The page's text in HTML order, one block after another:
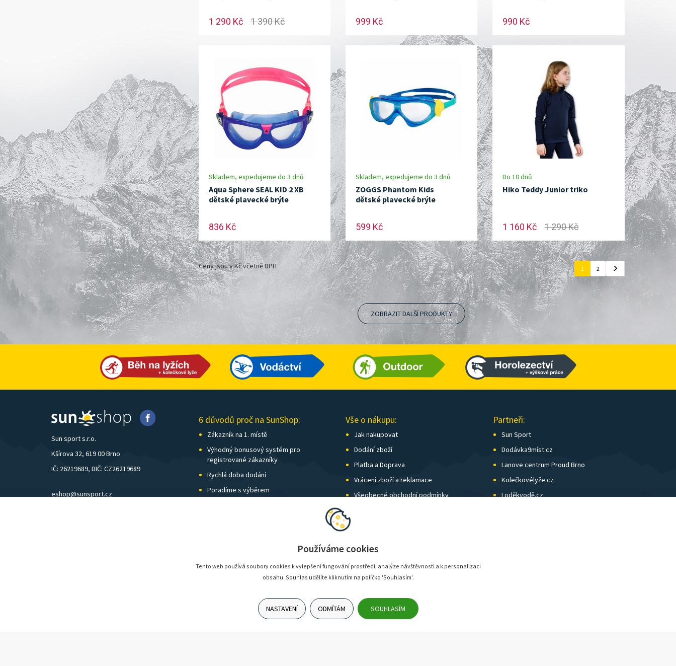
1 290 Kč 1 390 Kč 999 Kč 990 Kč
Skladem, expedujeme do 3 dnů
Aqua Sphere SEAL KID 2 XB
dětské plavecké brýle
836 Kč
Skladem, expedujeme do 3 dnů
ZOGGS Phantom Kids
dětské plavecké brýle
599 Kč
Do 10 dnů
Hiko Teddy Junior triko
1 160 Kč 1 290 Kč
Ceny jsou v Kč včetně DPH 1 2
ZOBRAZIT DALŠÍ PRODUKTY
Sun sport s.r.o.
Kšírova 32, 619 00 Brno
IČ: 26219689, DIČ: CZ26219689
eshop@sunsport.cz
6 důvodů proč na SunShop:
Zákazník na 1. místě
Výhodný bonusový systém pro
registrované zákazníky
Rychlá doba dodání
Poradíme s výběrem
Vše o nákupu:
Jak nakupovat
Dodání zboží
Platba a Doprava
Vrácení zboží a reklamace
Všeobecné obchodní podmínky
Partneři:
Sun Sport
Dodávka9míst.cz
Lanove centrum Proud Brno
Kolečkovélyže.cz
Loděkvodě.cz
Používáme cookies
Tento web používá soubory cookies k vylepšení fungování prostředí, analýze návštěvnosti a k personalizaci
obsahu. Souhlas udělíte kliknutím na políčko 'Souhlasím'.
NASTAVENÍ ODMÍTÁM SOUHLASÍM